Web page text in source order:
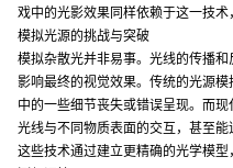
戏中的光影效果同样依赖于这一技术
模拟光源的挑战与突破
模拟杂散光并非易事。光线的传播
影响最终的视觉效果。传统的光源
中的一些细节丧失或错误呈现。而
光线与不同物质表面的交互，甚至能
这些技术通过建立更精确的光学模